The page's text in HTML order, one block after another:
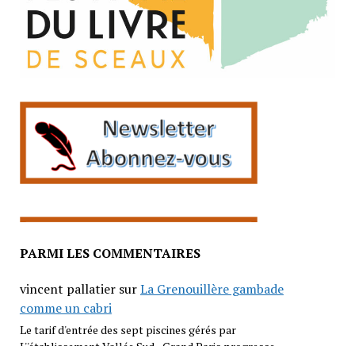
PARMI LES COMMENTAIRES
vincent pallatiersurLa Grenouillère gambade
comme un cabri
Le tarif d'entrée des sept piscines gérés par